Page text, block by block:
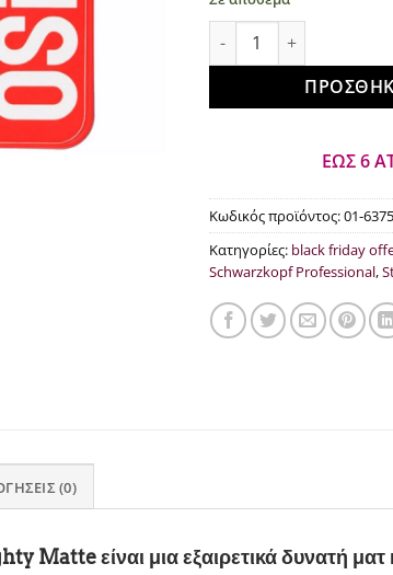
Schwarzkopf
ΕΩΣ 6
Κωδικός προϊόντος:01-
Κατηγορίες: black friday
Schwarzkopf Professional,
(0)
είναι μια εξαιρετικά δυνατή ματ